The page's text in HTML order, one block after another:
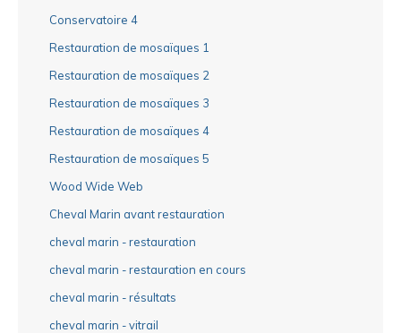
Conservatoire 4
Restauration de mosaïques 1
Restauration de mosaïques 2
Restauration de mosaïques 3
Restauration de mosaïques 4
Restauration de mosaïques 5
Wood Wide Web
Cheval Marin avant restauration
cheval marin - restauration
cheval marin - restauration en cours
cheval marin - résultats
cheval marin - vitrail